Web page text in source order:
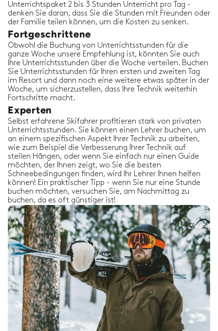
Unterrichtspaket 2 bis 3 Stunden Unterricht pro Tag -
denken Sie daran, dass Sie die Stunden mit Freunden oder
der Familie teilen können, um die Kosten zu senken.
Fortgeschrittene
Obwohl die Buchung von Unterrichtsstunden für die
ganze Woche unsere Empfehlung ist, könnten Sie auch
Ihre Unterrichtsstunden über die Woche verteilen. Buchen
Sie Unterrichtsstunden für Ihren ersten und zweiten Tag
im Resort und dann noch eine weitere etwas später in der
Woche, um sicherzustellen, dass Ihre Technik weiterhin
Fortschritte macht.
Experten
Selbst erfahrene Skifahrer profitieren stark von privaten
Unterrichtsstunden. Sie können einen Lehrer buchen, um
an einem spezifischen Aspekt Ihrer Technik zu arbeiten,
wie zum Beispiel die Verbesserung Ihrer Technik auf
steilen Hängen, oder wenn Sie einfach nur einen Guide
möchten, der Ihnen zeigt, wo Sie die besten
Schneebedingungen finden, wird Ihr Lehrer Ihnen helfen
können! Ein praktischer Tipp - wenn Sie nur eine Stunde
buchen möchten, versuchen Sie, am Nachmittag zu
buchen, da es oft günstiger ist!